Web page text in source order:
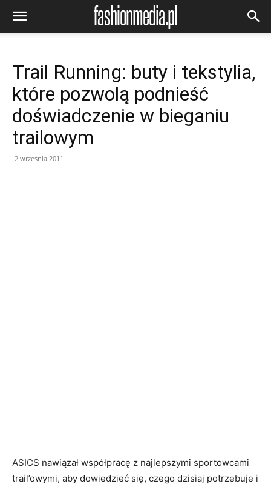
Trail Running: buty i tekstylia,
które pozwolą podnieść
doświadczenie w bieganiu
trailowym
2 września 2011
ASICS nawiązał współpracę z najlepszymi sportowcami
trail’owymi, aby dowiedzieć się, czego dzisiaj potrzebuje i